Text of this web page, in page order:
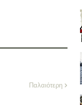
Παλαιότερη